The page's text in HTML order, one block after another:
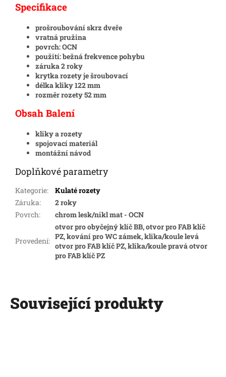
Specifikace
prošroubování skrz dveře
vratná pružina
povrch: OCN
použití: bežná frekvence pohybu
záruka 2 roky
krytka rozety je šroubovací
délka kliky 122 mm
rozměr rozety 52 mm
Obsah Balení
kliky a rozety
spojovací materiál
montážní návod
Doplňkové parametry
Kategorie:
Kulaté rozety
Záruka:
2 roky
Povrch: chrom lesk/nikl mat - OCN
Provedení:
otvor pro obyčejný klíč BB, otvor pro FAB klíč
PZ, kování pro WC zámek, klika/koule levá
otvor pro FAB klíč PZ, klika/koule pravá otvor
pro FAB klíč PZ
Související produkty